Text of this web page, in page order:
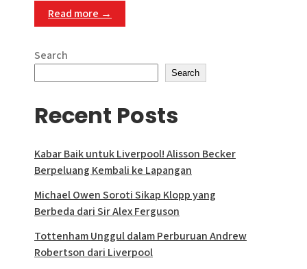
Read more →
Search
Search
Recent Posts
Kabar Baik untuk Liverpool! Alisson Becker
Berpeluang Kembali ke Lapangan
Michael Owen Soroti Sikap Klopp yang
Berbeda dari Sir Alex Ferguson
Tottenham Unggul dalam Perburuan Andrew
Robertson dari Liverpool